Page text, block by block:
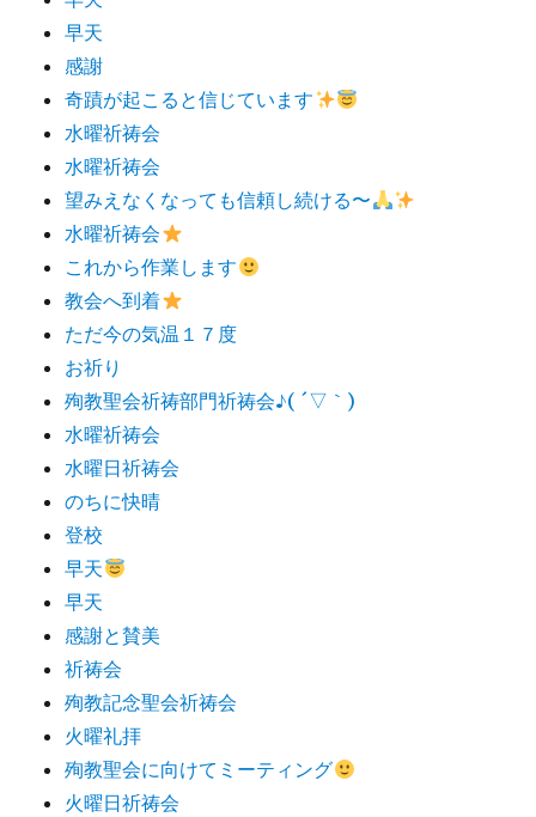
早天
感謝
奇蹟が起こると信じています
水曜祈祷会
水曜祈祷会
望みえなくなっても信頼し続ける〜
水曜祈祷会
これから作業します
教会へ到着
ただ今の気温１７度
お祈り
殉教聖会祈祷部門祈祷会♪( ´▽｀)
水曜祈祷会
水曜日祈祷会
のちに快晴
登校
早天
早天
感謝と賛美
祈祷会
殉教記念聖会祈祷会
火曜礼拝
殉教聖会に向けてミーティング
火曜日祈祷会